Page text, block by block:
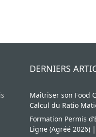
DERNIERS
Maîtriser son Food
Calcul du Ratio
Formation Permis
Ligne (Agréé 2026)